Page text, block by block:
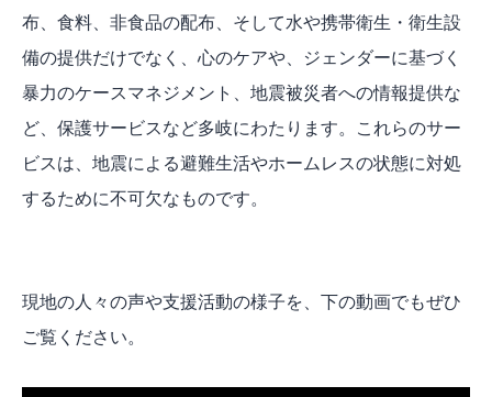
布、食料、非食品の配布、そして水や携帯衛生・衛生設
備の提供だけでなく、心のケアや、ジェンダーに基づく
暴力のケースマネジメント、地震被災者への情報提供な
ど、保護サービスなど多岐にわたります。これらのサー
ビスは、地震による避難生活やホームレスの状態に対処
するために不可欠なものです。
現地の人々の声や支援活動の様子を、下の動画でもぜひ
ご覧ください。